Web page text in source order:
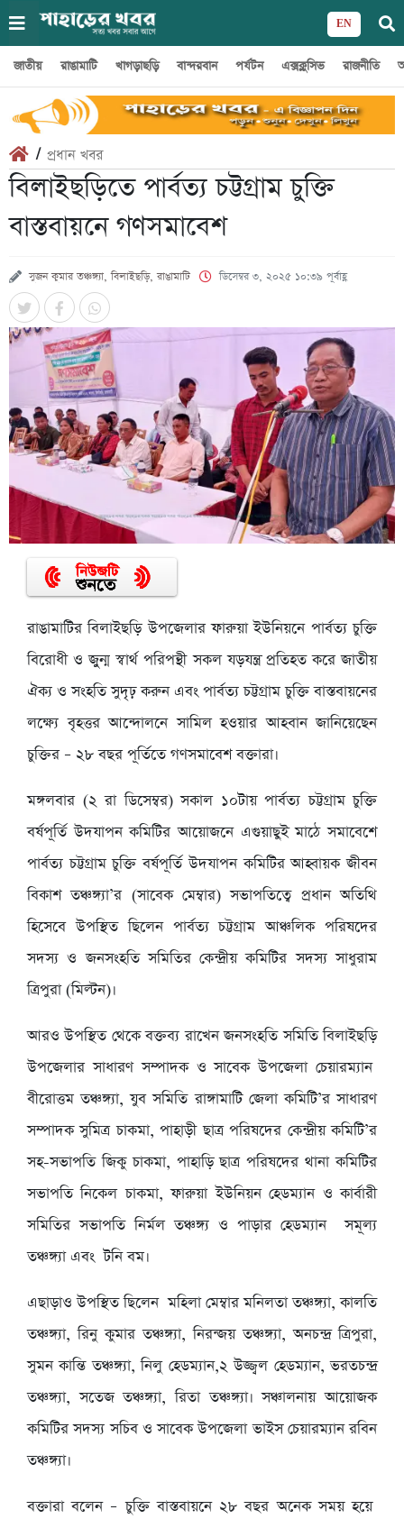
EN
জাতীয় রাঙামাটি খাগড়াছড়ি বান্দরবান পর্যটন এক্সক্লুসিভ রাজনীতি
/ প্রধান খবর
বিলাইছড়িতে পার্বত্য চট্টগ্রাম চুক্তি
বাস্তবায়নে গণসমাবেশ
সুজন কুমার তঞ্চঙ্গ্যা, বিলাইছড়ি, রাঙামাটি ডিসেম্বর ৩, ২০২৫ ১০:৩৯ পূর্বাহ্ণ
রাঙামাটির বিলাইছড়ি উপজেলার ফারুয়া ইউনিয়নে পার্বত্য চুক্তি
বিরোধী ও জুুন্ম স্বার্থ পরিপন্থী সকল যড়যন্ত্র প্রতিহত করে জাতীয়
ঐক্য ও সংহতি সুদৃঢ় করুন এবং পার্বত্য চট্টগ্রাম চুক্তি বাস্তবায়নের
লক্ষ্যে বৃহত্তর আন্দোলনে সামিল হওয়ার আহবান জানিয়েছেন
চুক্তির – ২৮ বছর পূর্তিতে গণসমাবেশ বক্তারা।
মঙ্গলবার (২ রা ডিসেম্বর) সকাল ১০টায় পার্বত্য চট্টগ্রাম চুক্তি
বর্ষপূর্তি উদযাপন কমিটির আয়োজনে এগুয়াছুই মাঠে সমাবেশে
পার্বত্য চট্টগ্রাম চুক্তি বর্ষপূর্তি উদযাপন কমিটির আহ্বায়ক জীবন
বিকাশ তঞ্চঙ্গ্যা’র (সাবেক মেম্বার) সভাপতিত্বে প্রধান অতিথি
হিসেবে উপস্থিত ছিলেন পার্বত্য চট্টগ্রাম আঞ্চলিক পরিষদের
সদস্য ও জনসংহতি সমিতির কেন্দ্রীয় কমিটির সদস্য সাধুরাম
ত্রিপুরা (মিল্টন)।
আরও উপস্থিত থেকে বক্তব্য রাখেন জনসংহতি সমিতি বিলাইছড়ি
উপজেলার সাধারণ সম্পাদক ও সাবেক উপজেলা চেয়ারম্যান
বীরোত্তম তঞ্চঙ্গ্যা, যুব সমিতি রাঙ্গামাটি জেলা কমিটি’র সাধারণ
সম্পাদক সুমিত্র চাকমা, পাহাড়ী ছাত্র পরিষদের কেন্দ্রীয় কমিটি’র
সহ-সভাপতি জিকু চাকমা, পাহাড়ি ছাত্র পরিষদের থানা কমিটির
সভাপতি নিকেল চাকমা, ফারুয়া ইউনিয়ন হেডম্যান ও কার্বারী
সমিতির সভাপতি নির্মল তঞ্চঙ্গ্য ও পাড়ার হেডম্যান সমূল্য
তঞ্চঙ্গ্যা এবং টনি বম।
এছাড়াও উপস্থিত ছিলেন মহিলা মেম্বার মনিলতা তঞ্চঙ্গ্যা, কালতি
তঞ্চঙ্গ্যা, রিনু কুমার তঞ্চঙ্গ্যা, নিরন্জয় তঞ্চঙ্গ্যা, অনচন্দ্র ত্রিপুরা,
সুমন কান্তি তঞ্চঙ্গ্যা, নিলু হেডম্যান,২ উজ্জ্বল হেডম্যান, ভরতচন্দ্র
তঞ্চঙ্গ্যা, সতেজ তঞ্চঙ্গ্যা, রিতা তঞ্চঙ্গ্যা। সঞ্চালনায় আয়োজক
কমিটির সদস্য সচিব ও সাবেক উপজেলা ভাইস চেয়ারম্যান রবিন
তঞ্চঙ্গ্যা।
বক্তারা বলেন – চুক্তি বাস্তবায়নে ২৮ বছর অনেক সময় হয়ে